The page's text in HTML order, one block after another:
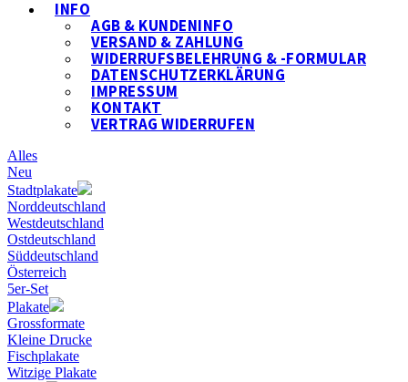
INFO
AGB & KUNDENINFO
VERSAND & ZAHLUNG
WIDERRUFSBELEHRUNG & -FORMULAR
DATENSCHUTZERKLÄRUNG
IMPRESSUM
KONTAKT
VERTRAG WIDERRUFEN
Alles
Neu
Stadtplakate
Norddeutschland
Westdeutschland
Ostdeutschland
Süddeutschland
Österreich
5er-Set
Plakate
Grossformate
Kleine Drucke
Fischplakate
Witzige Plakate